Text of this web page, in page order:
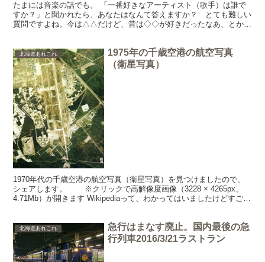
たまには音楽の話でも。 「一番好きなアーティスト（歌手）は誰で
すか？」と聞かれたら、あなたはなんて答えますか？ とても難しい
質問ですよね。今は△△だけど、昔は◇◇が好きだったなあ、とか、
北海道あれこれ
1975年の千歳空港の航空写真
（衛星写真）
1970年代の千歳空港の航空写真（衛星写真）を見つけましたので、
シェアします。 ※クリックで高解像度画像（3228 × 4265px、
4.71Mb）が開きます Wikipediaって、わかってはいましたけどすごい
北海道あれこれ
急行はまなす廃止。国内最後の急
行列車2016/3/21ラストラン